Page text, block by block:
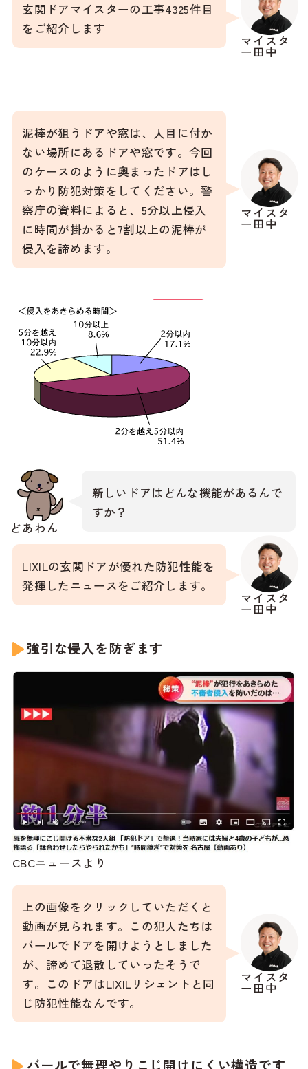
マイスタ
ー田中
玄関ドアマイスターの工事4325件目
をご紹介します
マイスタ
ー田中
泥棒が狙うドアや窓は、人目に付か
ない場所にあるドアや窓です。今回
のケースのように奥まったドアはし
っかり防犯対策をしてください。警
察庁の資料によると、5分以上侵入
に時間が掛かると7割以上の泥棒が
侵入を諦めます。
どあわん
新しいドアはどんな機能があるんで
すか？
マイスタ
ー田中
LIXILの玄関ドアが優れた防犯性能を
発揮したニュースをご紹介します。
強引な侵入を防ぎます
CBCニュースより
マイスタ
ー田中
上の画像をクリックしていただくと
動画が見られます。この犯人たちは
バールでドアを開けようとしました
が、諦めて退散していったそうで
す。このドアはLIXILリシェントと同
じ防犯性能なんです。
バールで無理やりこじ開けにくい構造です